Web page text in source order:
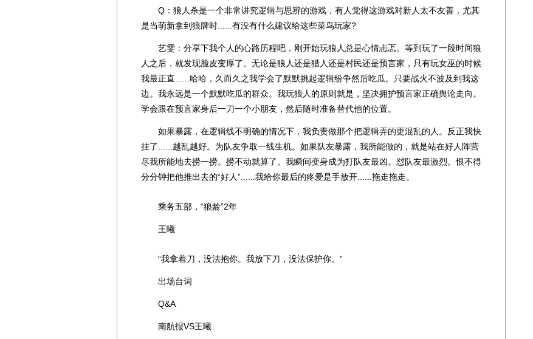
Q：狼人杀是一个非常讲究逻辑与思辨的游戏，有人觉得这游戏对新人太不友善，尤其
是当萌新拿到狼牌时......有没有什么建议给这些菜鸟玩家?
艺雯：分享下我个人的心路历程吧，刚开始玩狼人总是心情忐忑。等到玩了一段时间狼
人之后，就发现脸皮变厚了。无论是狼人还是猎人还是村民还是预言家，只有玩女巫的时候
我最正直......哈哈，久而久之我学会了默默挑起逻辑纷争然后吃瓜。只要战火不波及到我这
边。我永远是一个默默吃瓜的群众。我玩狼人的原则就是，坚决拥护预言家正确舆论走向。
学会跟在预言家身后一刀一个小朋友，然后随时准备替代他的位置。
如果暴露，在逻辑线不明确的情况下，我负责做那个把逻辑弄的更混乱的人。反正我快
挂了......越乱越好。为队友争取一线生机。如果队友暴露，我所能做的，就是站在好人阵营
尽我所能地去捞一捞。捞不动就算了。我瞬间变身成为打队友最凶。怼队友最激烈。恨不得
分分钟把他推出去的“好人”......我给你最后的疼爱是手放开......拖走拖走。
乘务五部，“狼龄”2年
王曦
“我拿着刀，没法抱你。我放下刀，没法保护你。”
出场台词
Q&A
南航报VS王曦